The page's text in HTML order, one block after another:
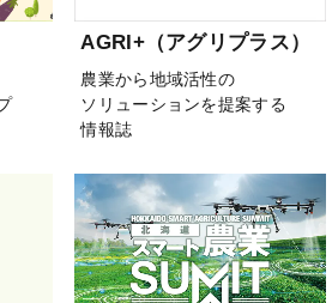
AGRI+（アグリプラス）
農業から地域活性の
ソリューションを提案する
情報誌